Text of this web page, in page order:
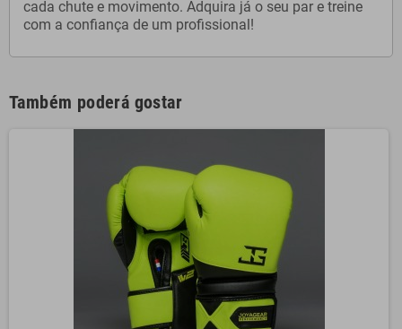
cada chute e movimento. Adquira já o seu par e treine
com a confiança de um profissional!
Também poderá gostar